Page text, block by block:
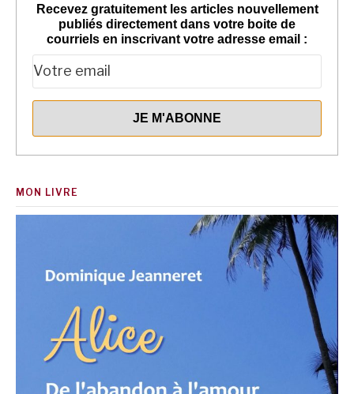
Recevez gratuitement les articles nouvellement
publiés directement dans votre boite de
courriels en inscrivant votre adresse email :
MON LIVRE